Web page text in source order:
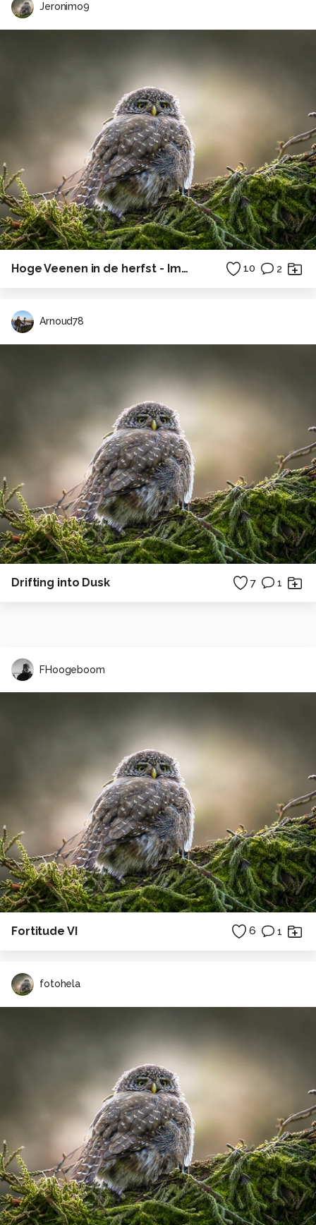
Jeronimo9
Hoge Veenen in de herfst - Impressie 10 2
Arnoud78
Drifting into Dusk 7 1
FHoogeboom
Fortitude VI 6 1
fotohela